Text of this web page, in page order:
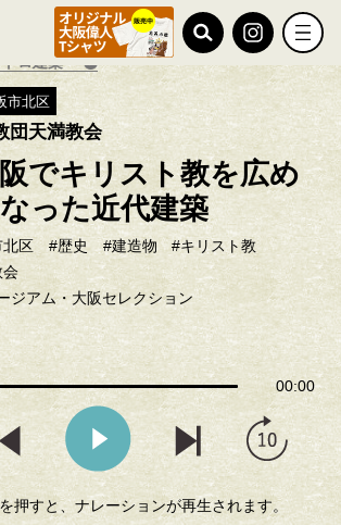
団天満教会
トロ建築
市北区
団天満教会
でキリスト教を広め
った近代建築
区 #歴史 #建造物
#キリスト教
会
ジアム・大阪セレクション
00:00
押すと、ナレーションが再生されます。